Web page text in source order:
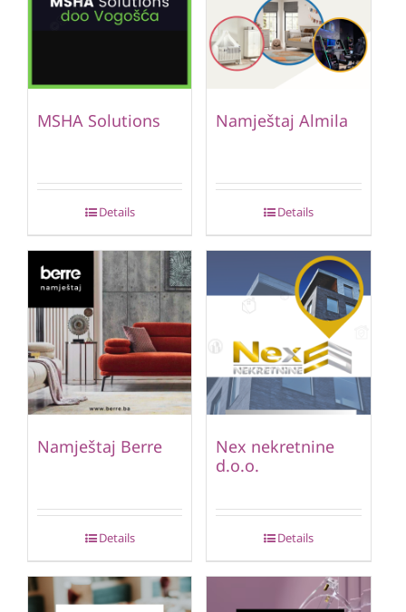
MSHA Solutions
Details
Namještaj Almila
Details
Namještaj Berre
Details
Nex nekretnine
d.o.o.
Details